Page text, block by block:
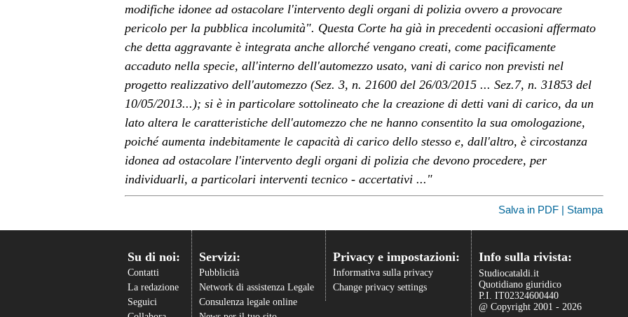
modifiche idonee ad ostacolare l'intervento degli organi di polizia ovvero a provocare
pericolo per la pubblica incolumità". Questa Corte ha già in precedenti occasioni affermato
che detta aggravante è integrata anche allorché vengano creati, come pacificamente
accaduto nella specie, all'interno dell'automezzo usato, vani di carico non previsti nel
progetto realizzativo dell'automezzo (Sez. 3, n. 21600 del 26/03/2015 ... Sez.7, n. 31853 del
10/05/2013...); si è in particolare sottolineato che la creazione di detti vani di carico, da un
lato altera le caratteristiche dell'automezzo che ne hanno consentito la sua omologazione,
poiché aumenta indebitamente le capacità di carico dello stesso e, dall'altro, è circostanza
idonea ad ostacolare l'intervento degli organi di polizia che devono procedere, per
individuarli, a particolari interventi tecnico - accertativi ..."
Salva in PDF | Stampa
Su di noi:
Contatti
La redazione
Seguici
Servizi:
Pubblicità
Network di assistenza Legale
Consulenza legale online
Privacy e impostazioni:
Informativa sulla privacy
Change privacy settings
Info sulla rivista:
Studiocataldi.it
Quotidiano giuridico
P.I. IT02324600440
@ Copyright 2001 - 2026